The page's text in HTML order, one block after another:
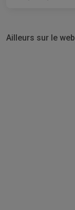
Ailleurs sur le web